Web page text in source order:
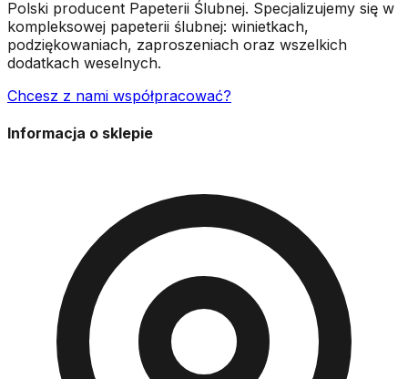
Polski producent Papeterii Ślubnej. Specjalizujemy się w
kompleksowej papeterii ślubnej: winietkach,
podziękowaniach, zaproszeniach oraz wszelkich
dodatkach weselnych.
Chcesz z nami współpracować?
Informacja o sklepie